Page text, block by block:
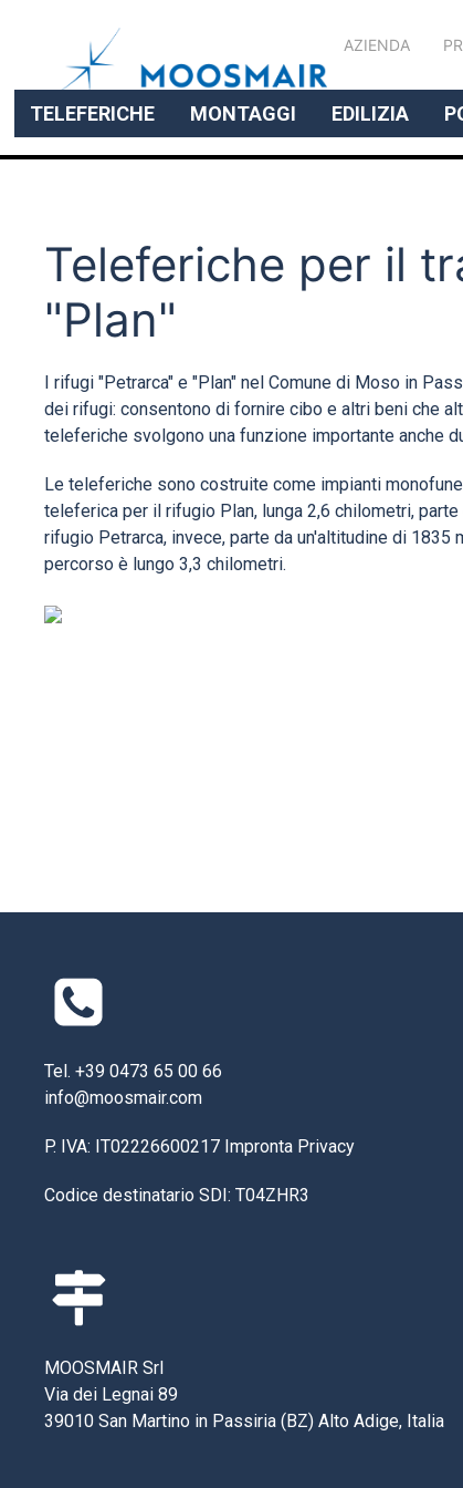
AZIENDA
TELEFERICHE MONTAGGI EDILIZIA
Teleferiche per il
"Plan"
I rifugi "Petrarca" e "Plan" nel Comune di Moso in
dei rifugi: consentono di fornire cibo e altri beni che
teleferiche svolgono una funzione importante anche
Le teleferiche sono costruite come impianti
teleferica per il rifugio Plan, lunga 2,6 chilometri,
rifugio Petrarca, invece, parte da un'altitudine di
percorso è lungo 3,3 chilometri.
Tel. +39 0473 65 00 66
info@moosmair.com
P. IVA: IT02226600217 Impronta Privacy
Codice destinatario SDI: T04ZHR3
MOOSMAIR Srl
Via dei Legnai 89
39010 San Martino in Passiria (BZ) Alto Adige, Italia